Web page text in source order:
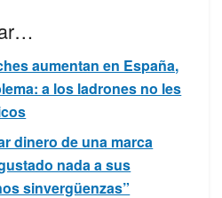
aumentan en España,
a los ladrones no les
dinero de una marca
nada a sus
sinvergüenzas”